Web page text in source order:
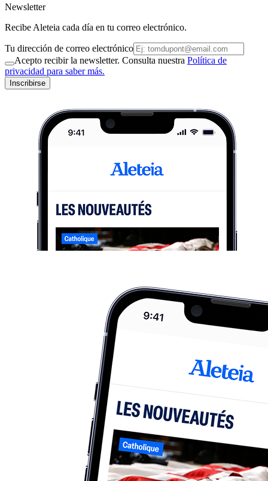
Newsletter
Recibe Aleteia cada día en tu correo electrónico.
Tu dirección de correo electrónico
Acepto recibir la newsletter. Consulta nuestra Política de
privacidad para saber más.
Inscribirse